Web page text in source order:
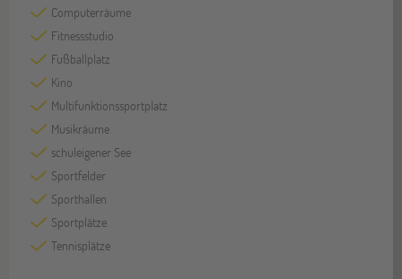
Computerräume
Fitnessstudio
Fußballplatz
Kino
Multifunktionssportplatz
Musikräume
schuleigener See
Sportfelder
Sporthallen
Sportplätze
Tennisplätze